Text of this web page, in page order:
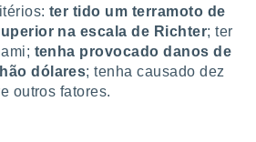
ter tido um terramoto de
na escala de Richter; ter
tenha provocado danos de
dólares; tenha causado dez
outros fatores.